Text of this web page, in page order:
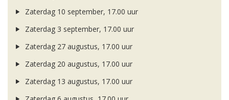
Zaterdag 10 september, 17.00 uur
Zaterdag 3 september, 17.00 uur
Zaterdag 27 augustus, 17.00 uur
Zaterdag 20 augustus, 17.00 uur
Zaterdag 13 augustus, 17.00 uur